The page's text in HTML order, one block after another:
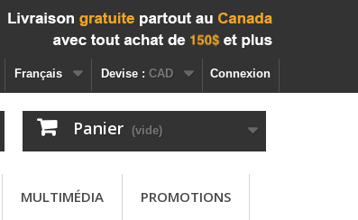
Connexion
Devise : CAD
Français
Panier (vide)
MULTIMÉDIA PROMOTIONS